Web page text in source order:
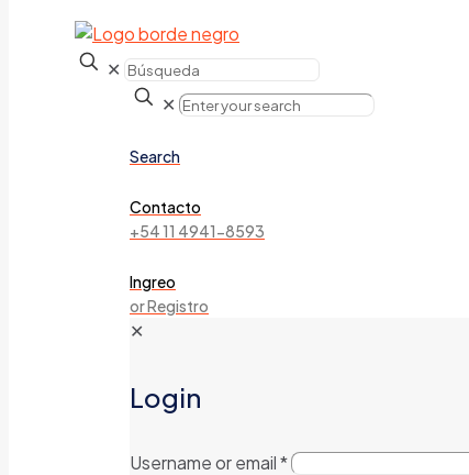
✕
✕
Search
Contacto
+54 11 4941-8593
Ingreo
or Registro
✕
Login
Username or email*